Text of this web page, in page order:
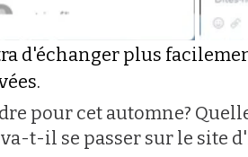
d'échanger plus
pour cet automne?
t-il se passer sur le site